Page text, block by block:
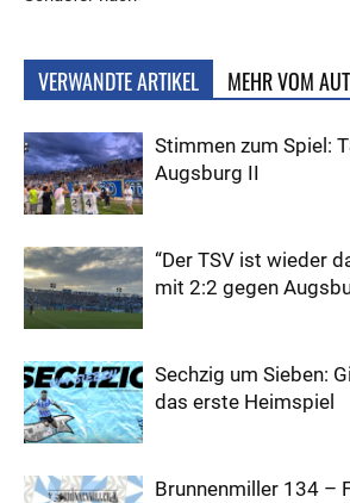
VERWANDTE ARTIKEL MEHR VOM
Stimmen zum Spiel:
Augsburg II
“Der TSV ist wieder
mit 2:2 gegen
Sechzig um Sieben:
das erste Heimspiel
Brunnenmiller 134 –